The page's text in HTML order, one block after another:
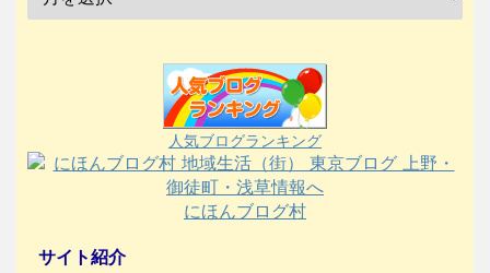
人気ブログランキング
にほんブログ村
サイト紹介